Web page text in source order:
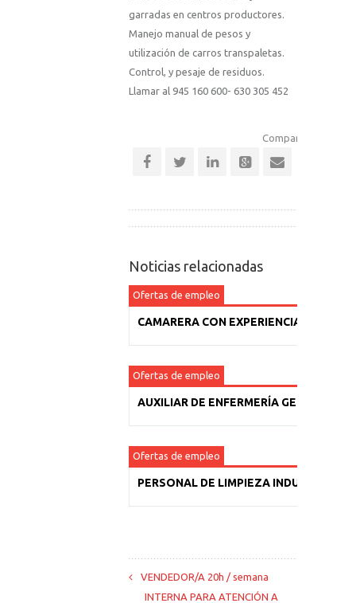
garradas en centros productores.
Manejo manual de pesos y
utilización de carros transpaletas.
Control, y pesaje de residuos.
Llamar al 945 160 600- 630 305 452
Comparte esta
Noticias relacionadas
Ofertas de empleo
CAMARERA CON EXPERIENCIA
Ofertas de empleo
AUXILIAR DE ENFERMERÍA GERIÁTRICA
Ofertas de empleo
PERSONAL DE LIMPIEZA INDUSTRIAL
VENDEDOR/A 20h / semana
INTERNA PARA ATENCIÓN A